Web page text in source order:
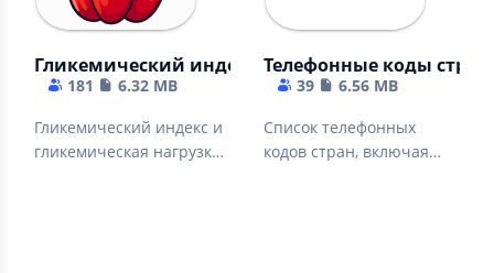
Гликемический индекс, нагрузка
181
6.32 MB
Гликемический индекс и
гликемическая нагрузка
Телефонные коды стран
39
6.56 MB
Список телефонных
кодов стран, включая